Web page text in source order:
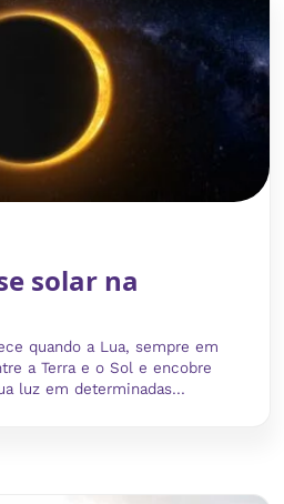
solar na
quando a Lua, sempre em
a Terra e o Sol e encobre
luz em determinadas...